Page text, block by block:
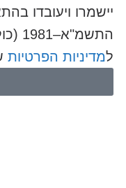
יישמרו ויעובדו
למדיניות הפרטיות